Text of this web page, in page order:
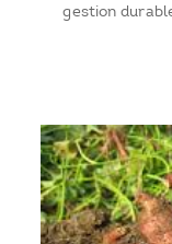
gestion